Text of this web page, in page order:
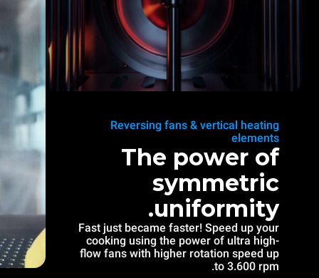
Reversing fans & vertical heating
elements
The power of
symmetric
uniformity.
Fast just became faster! Speed up your
cooking using the power of ultra high-
flow fans with higher rotation speed up
to 3.600 rpm.